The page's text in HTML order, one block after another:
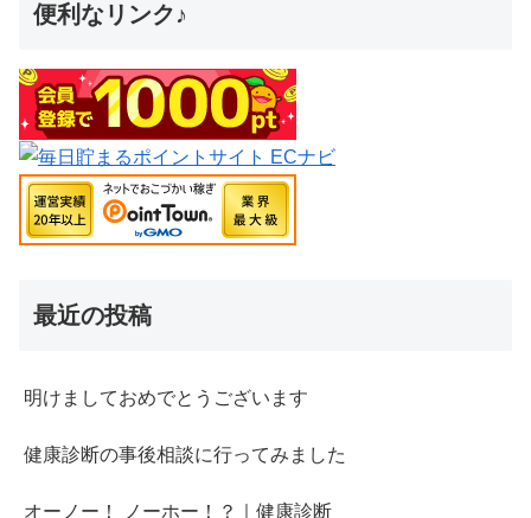
便利なリンク♪
最近の投稿
明けましておめでとうございます
健康診断の事後相談に行ってみました
オーノー！ ノーホー！？｜健康診断